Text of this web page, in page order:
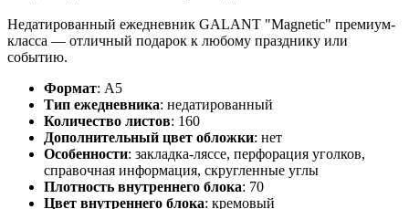
Недатированный ежедневник GALANT "Magnetic" премиум-
класса — отличный подарок к любому празднику или
событию.
Формат: А5
Тип ежедневника: недатированный
Количество листов: 160
Дополнительный цвет обложки: нет
Особенности: закладка-ляссе, перфорация уголков,
справочная информация, скругленные углы
Плотность внутреннего блока: 70
Цвет внутреннего блока: кремовый